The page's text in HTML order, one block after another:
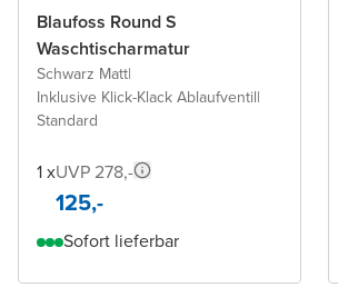
Blaufoss Round S
Waschtischarmatur
Schwarz Matt|
Inklusive Klick-Klack Ablaufventil|
Standard
1 xUVP 278,-
125,-
Sofort lieferbar